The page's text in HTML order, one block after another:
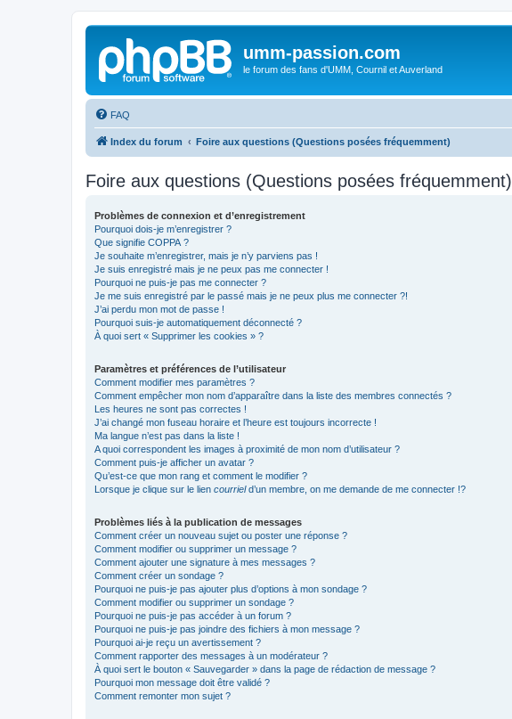
umm-passion.com
le forum des fans d'UMM, Cournil et Auverland
FAQ
Index du forum Foire aux questions (Questions posées fréquemment)
Foire aux questions (Questions posées fréquemment)
Problèmes de connexion et d’enregistrement
Pourquoi dois-je m’enregistrer ?
Que signifie COPPA ?
Je souhaite m’enregistrer, mais je n’y parviens pas !
Je suis enregistré mais je ne peux pas me connecter !
Pourquoi ne puis-je pas me connecter ?
Je me suis enregistré par le passé mais je ne peux plus me connecter ?!
J’ai perdu mon mot de passe !
Pourquoi suis-je automatiquement déconnecté ?
À quoi sert « Supprimer les cookies » ?
Paramètres et préférences de l’utilisateur
Comment modifier mes paramètres ?
Comment empêcher mon nom d’apparaître dans la liste des membres connectés ?
Les heures ne sont pas correctes !
J’ai changé mon fuseau horaire et l’heure est toujours incorrecte !
Ma langue n’est pas dans la liste !
A quoi correspondent les images à proximité de mon nom d’utilisateur ?
Comment puis-je afficher un avatar ?
Qu’est-ce que mon rang et comment le modifier ?
Lorsque je clique sur le lien courrield’un membre, on me demande de me connecter !?
Problèmes liés à la publication de messages
Comment créer un nouveau sujet ou poster une réponse ?
Comment modifier ou supprimer un message ?
Comment ajouter une signature à mes messages ?
Comment créer un sondage ?
Pourquoi ne puis-je pas ajouter plus d’options à mon sondage ?
Comment modifier ou supprimer un sondage ?
Pourquoi ne puis-je pas accéder à un forum ?
Pourquoi ne puis-je pas joindre des fichiers à mon message ?
Pourquoi ai-je reçu un avertissement ?
Comment rapporter des messages à un modérateur ?
À quoi sert le bouton « Sauvegarder » dans la page de rédaction de message ?
Pourquoi mon message doit être validé ?
Comment remonter mon sujet ?